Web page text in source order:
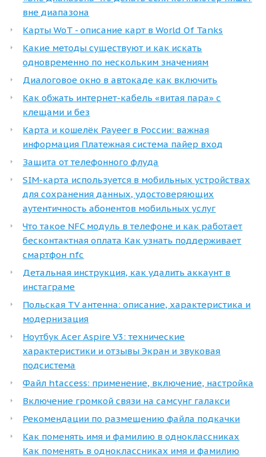
вне диапазона
Карты WoT - описание карт в World Of Tanks
Какие методы существуют и как искать
одновременно по нескольким значениям
Диалоговое окно в автокаде как включить
Как обжать интернет-кабель «витая пара» с
клещами и без
Карта и кошелёк Payeer в России: важная
информация Платежная система пайер вход
Защита от телефонного флуда
SIM-карта используется в мобильных устройствах
для сохранения данных, удостоверяющих
аутентичность абонентов мобильных услуг
Что такое NFC модуль в телефоне и как работает
бесконтактная оплата Как узнать поддерживает
смартфон nfc
Детальная инструкция, как удалить аккаунт в
инстаграме
Польская TV антенна: описание, характеристика и
модернизация
Ноутбук Acer Aspire V3: технические
характеристики и отзывы Экран и звуковая
подсистема
Файл htaccess: применение, включение, настройка
Включение громкой связи на самсунг галакси
Рекомендации по размещению файла подкачки
Как поменять имя и фамилию в одноклассниках
Как поменять в одноклассниках имя и фамилию